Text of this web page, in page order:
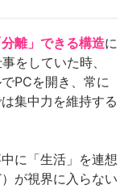
離」できる構造に
をしていた時、
PCを開き、常に
集中力を維持する
に「生活」を連想
が視界に入らない